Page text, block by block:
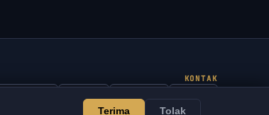
KONTAK
Terima Tolak